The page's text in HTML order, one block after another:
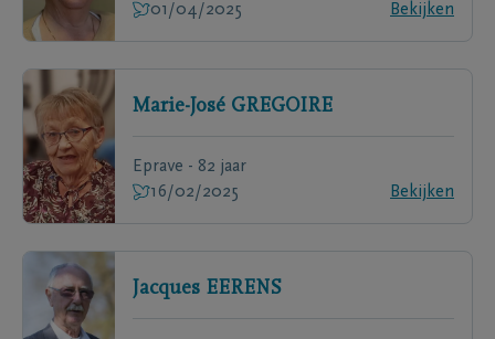
01/04/2025
Bekijken
Marie-José GREGOIRE
Eprave - 82 jaar
16/02/2025
Bekijken
Jacques EERENS